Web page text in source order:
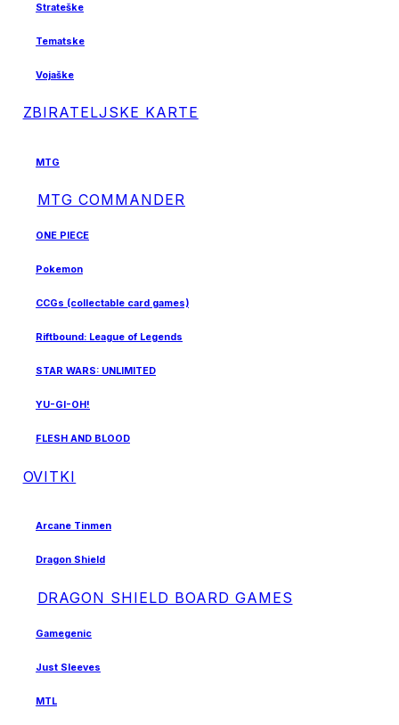
Strateške
Tematske
Vojaške
ZBIRATELJSKE KARTE
MTG
MTG COMMANDER
ONE PIECE
Pokemon
CCGs (collectable card games)
Riftbound: League of Legends
STAR WARS: UNLIMITED
YU-GI-OH!
FLESH AND BLOOD
OVITKI
Arcane Tinmen
Dragon Shield
DRAGON SHIELD BOARD GAMES
Gamegenic
Just Sleeves
MTL